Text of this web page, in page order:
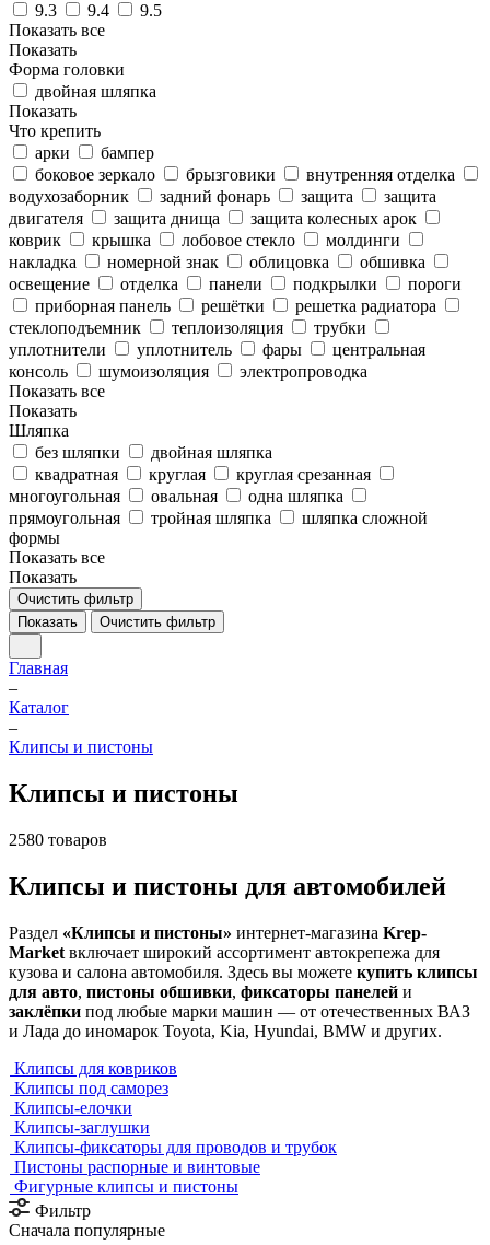
9.3
9.4
9.5
Показать все
Показать
Форма головки
двойная шляпка
Показать
Что крепить
арки
бампер
боковое зеркало
брызговики
внутренняя отделка
водухозаборник
задний фонарь защита
защита
двигателя
защита днища
защита колесных арок
коврик
крышка лобовое стекло
молдинги
накладка
номерной знак облицовка
обшивка
освещение
отделка панели подкрылки
пороги
приборная панель
решётки
решетка радиатора
стеклоподъемник
теплоизоляция
трубки
уплотнители
уплотнитель фары
центральная
консоль
шумоизоляция
электропроводка
Показать все
Показать
Шляпка
без шляпки
двойная шляпка
квадратная
круглая
круглая срезанная
многоугольная
овальная
одна шляпка
прямоугольная
тройная шляпка
шляпка сложной
формы
Показать все
Показать
Очистить фильтр
Показать
Очистить фильтр
Главная
–
Каталог
–
Клипсы и пистоны
Клипсы и пистоны
2580 товаров
Клипсы и пистоны для автомобилей
Раздел «Клипсы и пистоны» интернет-магазина Krep-
Market включает широкий ассортимент автокрепежа для
кузова и салона автомобиля. Здесь вы можете купить клипсы
для авто, пистоны обшивки, фиксаторы панелей и
заклёпки под любые марки машин — от отечественных ВАЗ
и Лада до иномарок Toyota, Kia, Hyundai, BMW и других.
Клипсы для ковриков
Клипсы под саморез
Клипсы-елочки
Клипсы-заглушки
Клипсы-фиксаторы для проводов и трубок
Пистоны распорные и винтовые
Фигурные клипсы и пистоны
Фильтр
Сначала популярные